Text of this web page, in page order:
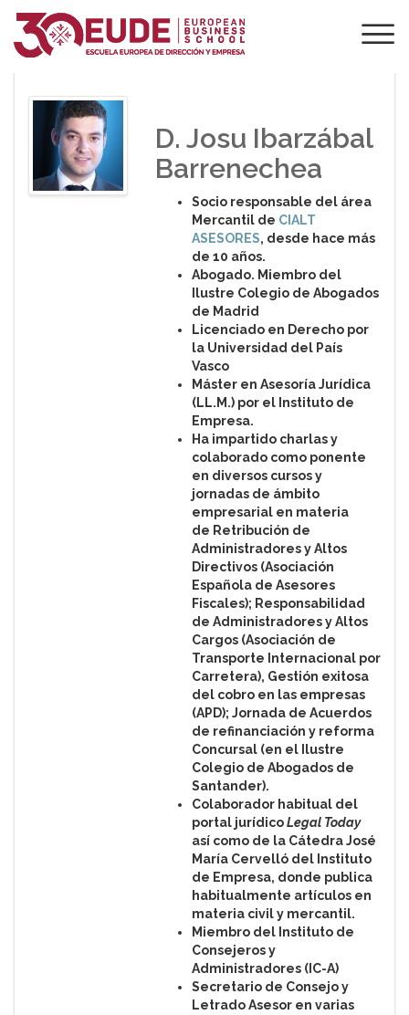
PONENTE DE EUDE
D. Josu Ibarzábal
Barrenechea
Socio responsable del área
Mercantil de CIALT
ASESORES, desde hace más
de 10 años.
Abogado. Miembro del
Ilustre Colegio de Abogados
de Madrid
Licenciado en Derecho por
la Universidad del País
Vasco
Máster en Asesoría Jurídica
(LL.M.) por el Instituto de
Empresa.
Ha impartido charlas y
colaborado como ponente
en diversos cursos y
jornadas de ámbito
empresarial en materia
de Retribución de
Administradores y Altos
Directivos (Asociación
Española de Asesores
Fiscales); Responsabilidad
de Administradores y Altos
Cargos (Asociación de
Transporte Internacional por
Carretera), Gestión exitosa
del cobro en las empresas
(APD); Jornada de Acuerdos
de refinanciación y reforma
Concursal (en el Ilustre
Colegio de Abogados de
Santander).
Colaborador habitual del
portal jurídicoLegal Today
así como de la Cátedra José
María Cervelló del Instituto
de Empresa, donde publica
habitualmente artículos en
materia civil y mercantil.
Miembro del Instituto de
Consejeros y
Administradores (IC-A)
Secretario de Consejo y
Letrado Asesor en varias